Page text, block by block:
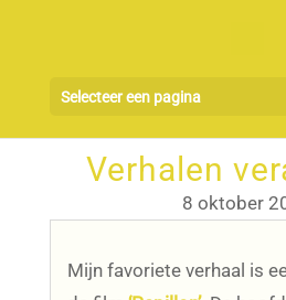
Selecteer een pagina
Verhalen
8 oktober
Mijn favoriete verhaal is